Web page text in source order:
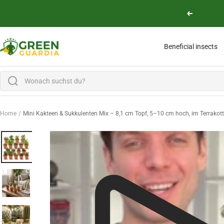
Previous
Beneficial insects
Green Guardia - Ihr Experte für Schädlinge und Pflanzen
Home Mini Kakteen & Sukkulenten Mix – 8,1 cm Topf, 5–10 cm hoch, im